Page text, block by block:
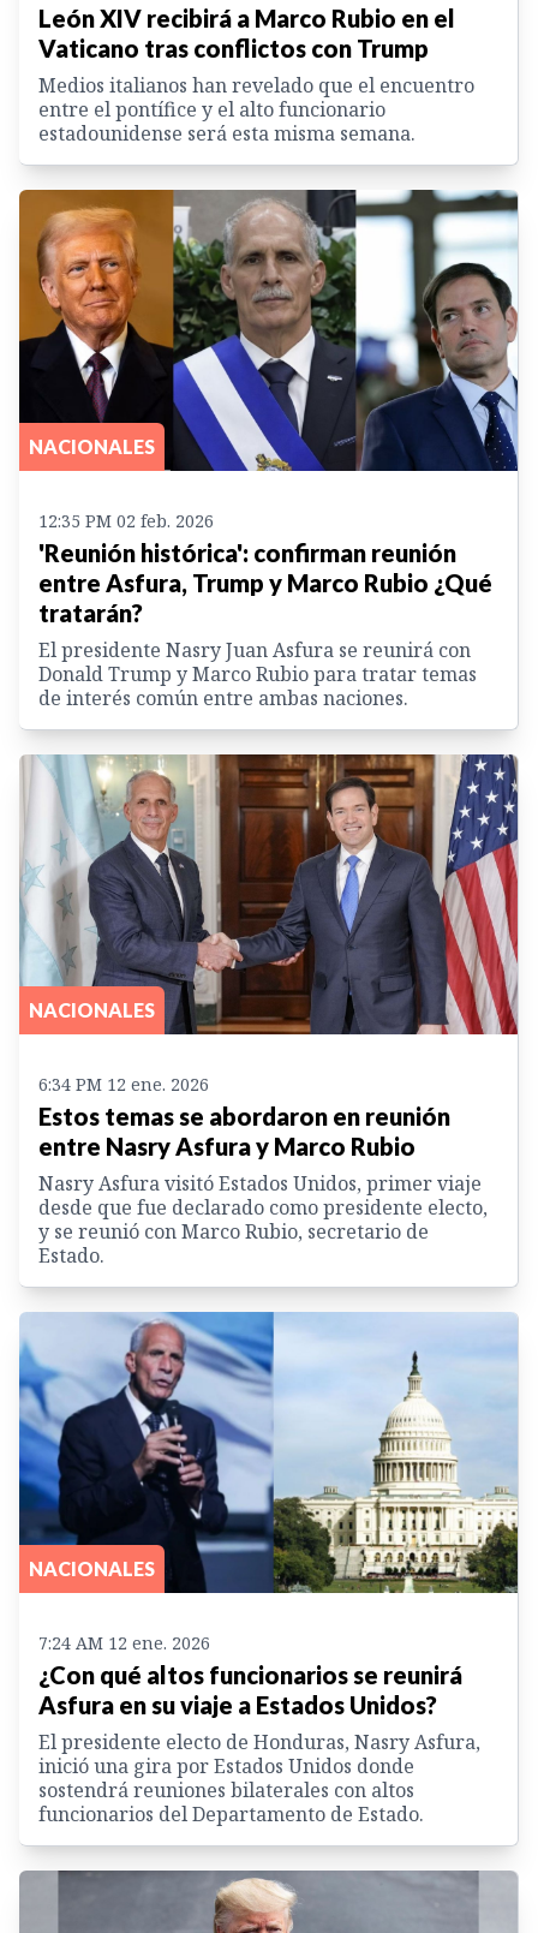
León XIV recibirá a Marco Rubio en el
Vaticano tras conflictos con Trump
Medios italianos han revelado que el encuentro
entre el pontífice y el alto funcionario
estadounidense será esta misma semana.
NACIONALES
12:35 PM 02 feb. 2026
'Reunión histórica': confirman reunión
entre Asfura, Trump y Marco Rubio ¿Qué
tratarán?
El presidente Nasry Juan Asfura se reunirá con
Donald Trump y Marco Rubio para tratar temas
de interés común entre ambas naciones.
NACIONALES
6:34 PM 12 ene. 2026
Estos temas se abordaron en reunión
entre Nasry Asfura y Marco Rubio
Nasry Asfura visitó Estados Unidos, primer viaje
desde que fue declarado como presidente electo,
y se reunió con Marco Rubio, secretario de
Estado.
NACIONALES
7:24 AM 12 ene. 2026
¿Con qué altos funcionarios se reunirá
Asfura en su viaje a Estados Unidos?
El presidente electo de Honduras, Nasry Asfura,
inició una gira por Estados Unidos donde
sostendrá reuniones bilaterales con altos
funcionarios del Departamento de Estado.